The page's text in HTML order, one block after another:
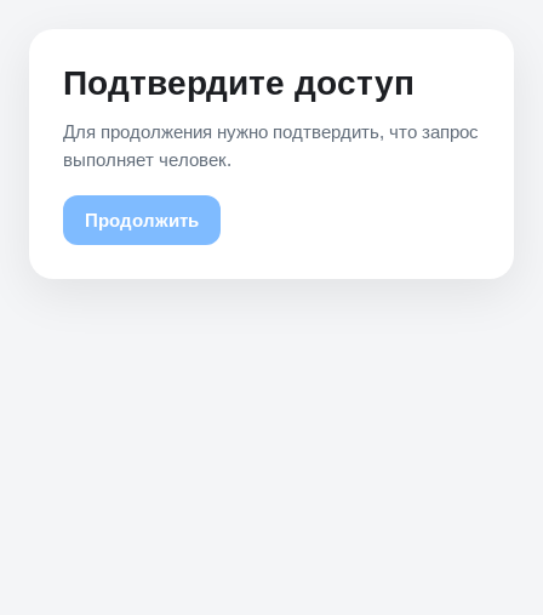
Подтвердите доступ
Для продолжения нужно подтвердить, что запрос
выполняет человек.
Продолжить